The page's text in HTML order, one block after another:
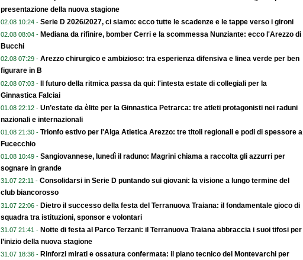
presentazione della nuova stagione
02.08 10:24 - Serie D 2026/2027, ci siamo: ecco tutte le scadenze e le tappe verso i gironi
02.08 08:04 - Mediana da rifinire, bomber Cerri e la scommessa Nunziante: ecco l'Arezzo di
Bucchi
02.08 07:29 - Arezzo chirurgico e ambizioso: tra esperienza difensiva e linea verde per ben
figurare in B
02.08 07:03 - Il futuro della ritmica passa da qui: l'intesta estate di collegiali per la
Ginnastica Falciai
01.08 22:12 - Un’estate da èlite per la Ginnastica Petrarca: tre atleti protagonisti nei raduni
nazionali e internazionali
01.08 21:30 - Trionfo estivo per l'Alga Atletica Arezzo: tre titoli regionali e podi di spessore a
Fucecchio
01.08 10:49 - Sangiovannese, lunedì il raduno: Magrini chiama a raccolta gli azzurri per
sognare in grande
31.07 22:11 - Consolidarsi in Serie D puntando sui giovani: la visione a lungo termine del
club biancorosso
31.07 22:06 - Dietro il successo della festa del Terranuova Traiana: il fondamentale gioco di
squadra tra istituzioni, sponsor e volontari
31.07 21:41 - Notte di festa al Parco Terzani: il Terranuova Traiana abbraccia i suoi tifosi per
l’inizio della nuova stagione
31.07 18:36 - Rinforzi mirati e ossatura confermata: il piano tecnico del Montevarchi per